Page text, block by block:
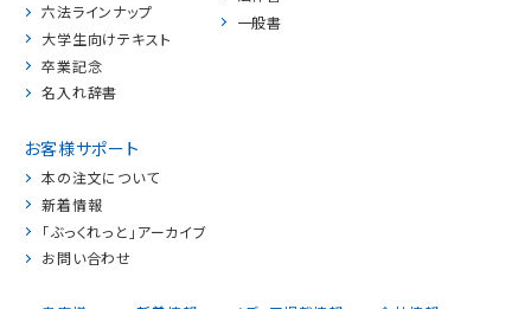
六法ラインナップ
大学生向けテキスト
卒業記念
名入れ辞書
一般書
お客様サポート
本の注文について
新着情報
「ぶっくれっと」アーカイブ
お問い合わせ